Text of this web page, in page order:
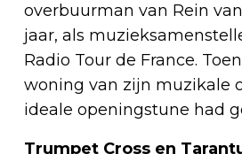
overbuurman van Rein
jaar, als
Radio Tour de France.
woning van zijn muzikale
ideale openingstune had
Trumpet Cross en